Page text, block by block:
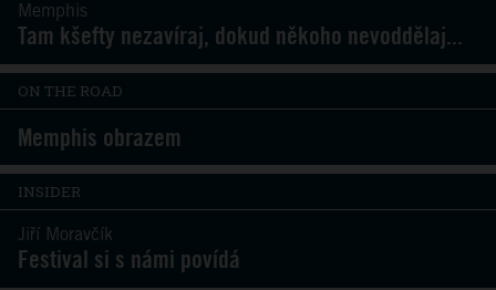
Memphis
Tam kšefty nezavíraj, dokud někoho nevoddělaj...
ON THE ROAD
Memphis obrazem
INSIDER
Jiří Moravčík
Festival si s námi povídá